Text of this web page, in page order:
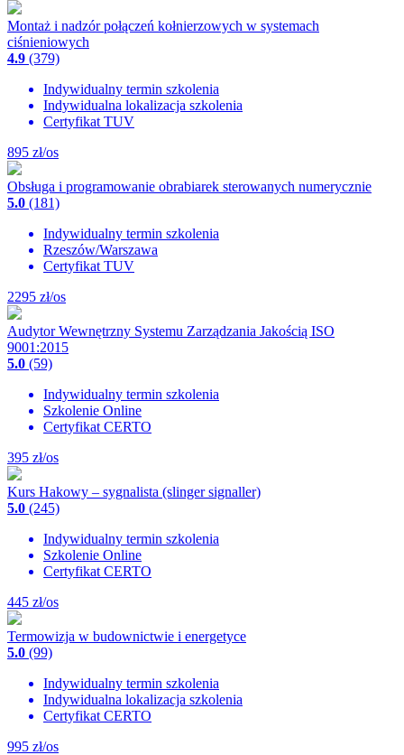
Montaż i nadzór połączeń kołnierzowych w systemach
ciśnieniowych
4.9 (379)
Indywidualny termin szkolenia
Indywidualna lokalizacja szkolenia
Certyfikat TUV
895 zł/os
Obsługa i programowanie obrabiarek sterowanych numerycznie
5.0 (181)
Indywidualny termin szkolenia
Rzeszów/Warszawa
Certyfikat TUV
2295 zł/os
Audytor Wewnętrzny Systemu Zarządzania Jakością ISO
9001:2015
5.0 (59)
Indywidualny termin szkolenia
Szkolenie Online
Certyfikat CERTO
395 zł/os
Kurs Hakowy – sygnalista (slinger signaller)
5.0 (245)
Indywidualny termin szkolenia
Szkolenie Online
Certyfikat CERTO
445 zł/os
Termowizja w budownictwie i energetyce
5.0 (99)
Indywidualny termin szkolenia
Indywidualna lokalizacja szkolenia
Certyfikat CERTO
995 zł/os